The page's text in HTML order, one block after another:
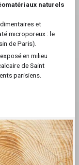
naturels
et
microporeux : le
de Paris).
en milieu
de Saint
parisiens.